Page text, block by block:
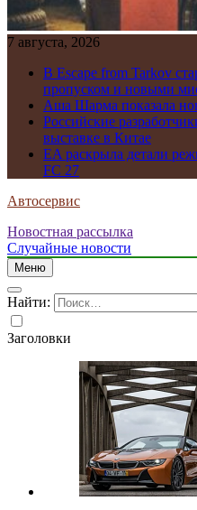
7 августа, 2026
В Escape from Tarkov
пропуском и новыми
Аша Шарма показала
Российские
выставке в Китае
EA раскрыла детали
FC 27
Автосервис
Новостная рассылка
Случайные новости
Меню
Найти:
Заголовки